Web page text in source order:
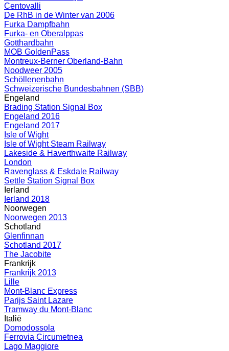
Centovalli
De RhB in de Winter van 2006
Furka Dampfbahn
Furka- en Oberalppas
Gotthardbahn
MOB GoldenPass
Montreux-Berner Oberland-Bahn
Noodweer 2005
Schöllenenbahn
Schweizerische Bundesbahnen (SBB)
Engeland
Brading Station Signal Box
Engeland 2016
Engeland 2017
Isle of Wight
Isle of Wight Steam Railway
Lakeside & Haverthwaite Railway
London
Ravenglass & Eskdale Railway
Settle Station Signal Box
Ierland
Ierland 2018
Noorwegen
Noorwegen 2013
Schotland
Glenfinnan
Schotland 2017
The Jacobite
Frankrijk
Frankrijk 2013
Lille
Mont-Blanc Express
Parijs Saint Lazare
Tramway du Mont-Blanc
Italië
Domodossola
Ferrovia Circumetnea
Lago Maggiore